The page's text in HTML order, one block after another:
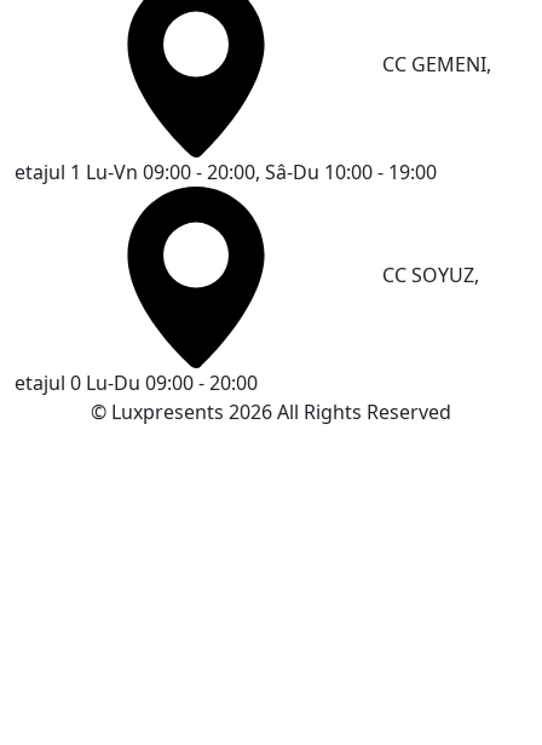
CC GEMENI,
etajul 1 Lu-Vn 09:00 - 20:00, Sâ-Du 10:00 - 19:00
CC SOYUZ,
etajul 0 Lu-Du 09:00 - 20:00
© Luxpresents 2026 All Rights Reserved